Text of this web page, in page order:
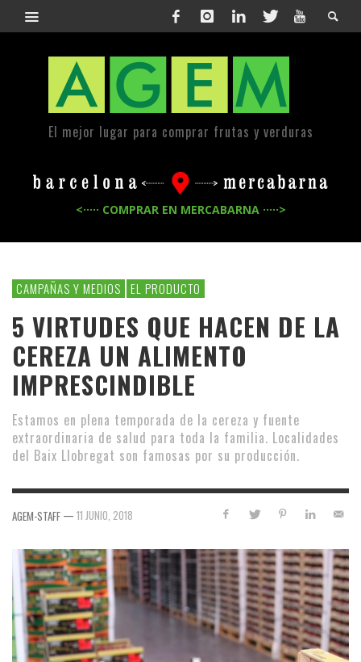
El mejor lugar para comprar frutas y verduras
<····· COMPRAR EN MERCABARNA ·····>
CAMPAÑAS Y MEDIOS EL PRODUCTO
5 VIRTUDES QUE HACEN DE LA
CEREZA UN ALIMENTO
IMPRESCINDIBLE
Estamos en plena temporada de la cereza y fuente
extraordinaria de salud para toda la familia. Localidades
del Baix Llobregat son famosas por su producción.
AGEM-STAFF — 11 JUNIO, 2018